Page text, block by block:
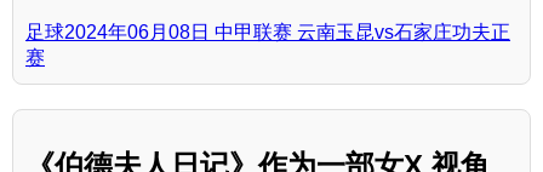
足球2024年06月08日 中甲联赛 云南玉昆vs石家庄功夫正
赛
《伯德夫人日记》作为一部女X 视角